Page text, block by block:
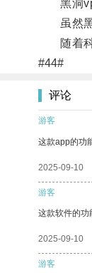
黑洞vp
虽然黑
随着科
#44#
评论
游客
这款app的功
2025-09-10
游客
这款软件的功
2025-09-10
游客